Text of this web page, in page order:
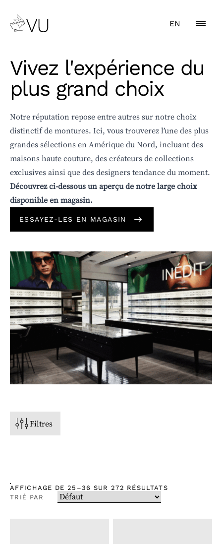
EN
Vivez l'expérience du
plus grand choix
Notre réputation repose entre autres sur notre choix
distinctif de montures. Ici, vous trouverez l’une des plus
grandes sélections en Amérique du Nord, incluant des
maisons haute couture, des créateurs de collections
exclusives ainsi que des designers tendance du moment.
Découvrez ci-dessous un aperçu de notre large choix
disponible en magasin.
ESSAYEZ-LES EN MAGASIN
Filtres
AFFICHAGE DE 25–36 SUR 272 RÉSULTATS
TRIÉ PAR
GENRE
TYPE
MARQUE
COULEUR
PRIX
TYPE DE VISAGE
FORME